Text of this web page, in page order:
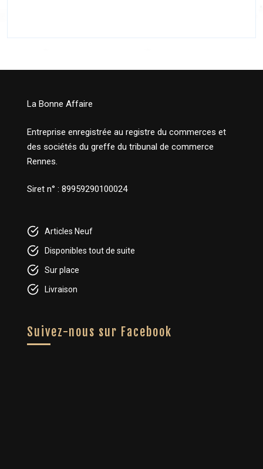
La Bonne Affaire
Entreprise enregistrée au registre du commerces et
des sociétés du greffe du tribunal de commerce
Rennes.
Siret n° : 89959290100024
Articles Neuf
Disponibles tout de suite
Sur place
Livraison
Suivez-nous sur Facebook